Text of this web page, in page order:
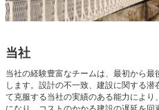
当社
当社の経験豊富なチームは、最初から
します。設計の不一致、建設に関する
て克服する当社の実績のある能力によ